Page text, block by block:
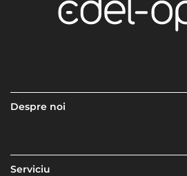
Despre noi
Serviciu